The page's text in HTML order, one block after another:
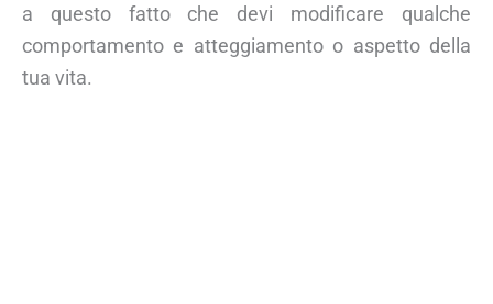
a questo fatto che devi modificare qualche
comportamento e atteggiamento o aspetto della
tua vita.